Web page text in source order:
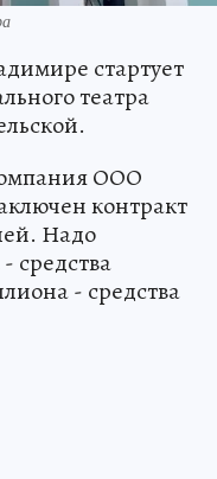
стартует
театра
ООО
контракт
Надо
средства
- средства